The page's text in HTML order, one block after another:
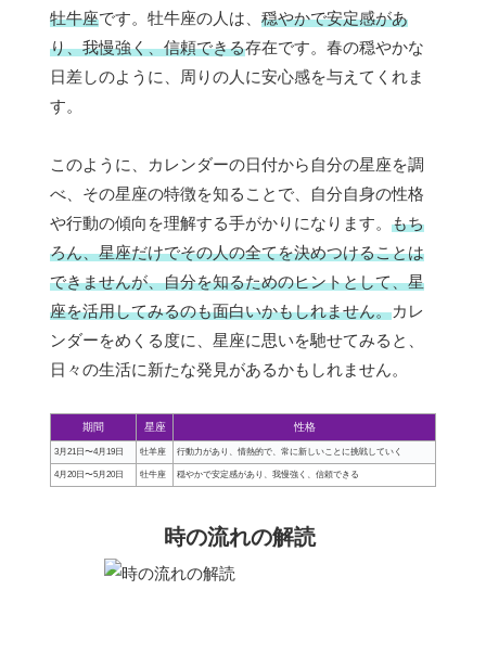
牡牛座です。牡牛座の人は、 穏やかで安定感があ
り、我慢強く、信頼できる存在です。春の穏やかな
日差しのように、周りの人に安心感を与えてくれま
す。
このように、カレンダーの日付から自分の星座を調
べ、その星座の特徴を知ることで、自分自身の性格
や行動の傾向を理解する手がかりになります。 もち
ろん、星座だけでその人の全てを決めつけることは
できませんが、自分を知るためのヒントとして、星
座を活用してみるのも面白いかもしれません。カレ
ンダーをめくる度に、星座に思いを馳せてみると、
日々の生活に新たな発見があるかもしれません。
期間 星座 性格
3月21日〜4月19日 牡羊座 行動力があり、情熱的で、常に新しいことに挑戦していく
4月20日〜5月20日 牡牛座 穏やかで安定感があり、我慢強く、信頼できる
時の流れの解読